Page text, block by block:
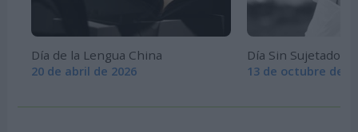
Día de la Lengua China
20 de abril de 2026
Día Sin Sujetador -
13 de octubre de